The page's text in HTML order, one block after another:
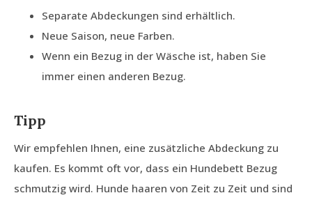
Separate Abdeckungen sind erhältlich.
Neue Saison, neue Farben.
Wenn ein Bezug in der Wäsche ist, haben Sie
immer einen anderen Bezug.
Tipp
Wir empfehlen Ihnen, eine zusätzliche Abdeckung zu
kaufen. Es kommt oft vor, dass ein Hundebett Bezug
schmutzig wird. Hunde haaren von Zeit zu Zeit und sind